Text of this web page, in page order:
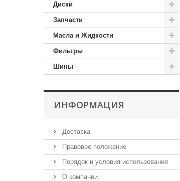
Диски
Запчасти
Масла и Жидкости
Фильтры
Шины
ИНФОРМАЦИЯ
Доставка
Правовое положение
Порядок и условия использования
О компании